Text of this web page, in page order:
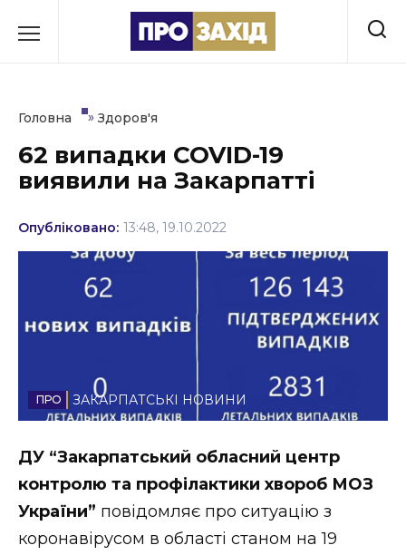
до
Культура
Освіта
Події
Політика
Стиль життя
Втрачений Ужгород
Втрачений Ужгород (відеоверсія)
Головна » Здоров'я
62 випадки COVID-19
виявили на Закарпатті
Опубліковано: 13:48, 19.10.2022
ЗАКАРПАТСЬКІ НОВИНИ
ДУ “Закарпатський обласний центр
контролю та профілактики хвороб МОЗ
України” повідомляє про ситуацію з
коронавірусом в області станом на 19